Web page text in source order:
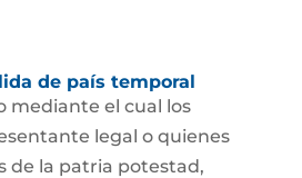
de país temporal
mediante el cual los
legal o quienes
de la patria potestad,